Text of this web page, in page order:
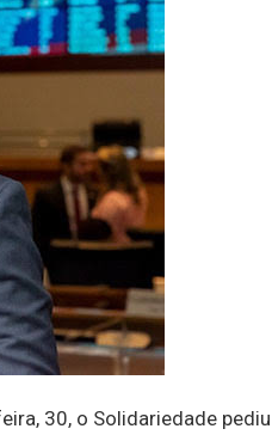
30, o Solidariedade pediu